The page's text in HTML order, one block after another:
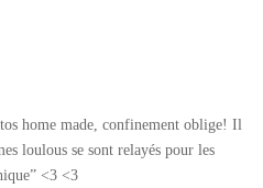
home made, confinement oblige! Il
loulous se sont relayés pour les
<3 <3